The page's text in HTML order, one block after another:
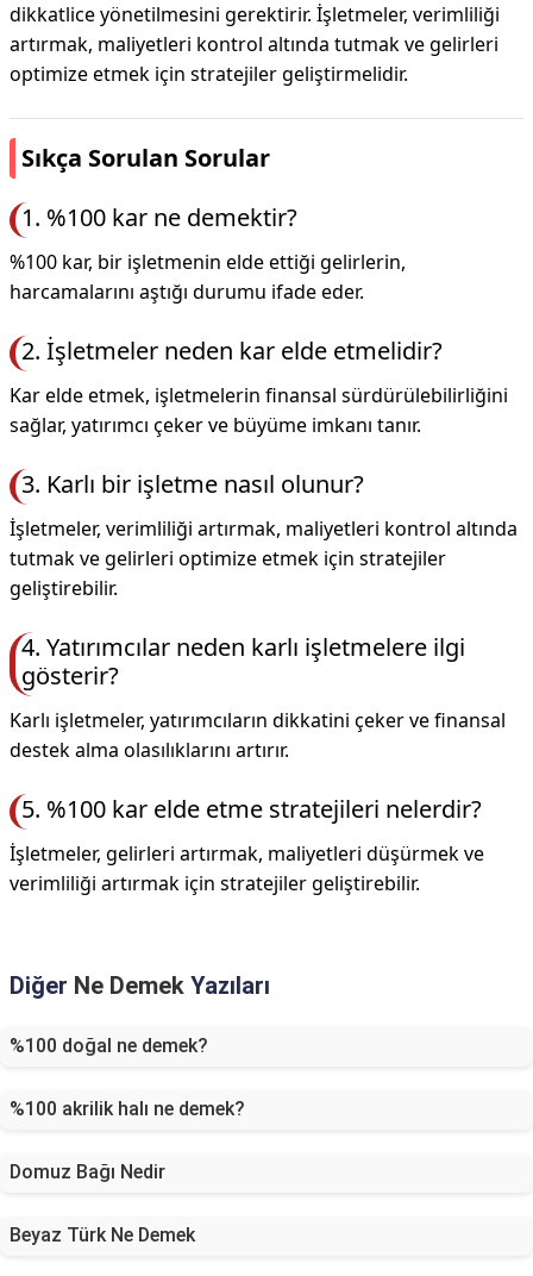
dikkatlice yönetilmesini gerektirir. İşletmeler, verimliliği
artırmak, maliyetleri kontrol altında tutmak ve gelirleri
optimize etmek için stratejiler geliştirmelidir.
Sıkça Sorulan Sorular
1. %100 kar ne demektir?
%100 kar, bir işletmenin elde ettiği gelirlerin,
harcamalarını aştığı durumu ifade eder.
2. İşletmeler neden kar elde etmelidir?
Kar elde etmek, işletmelerin finansal sürdürülebilirliğini
sağlar, yatırımcı çeker ve büyüme imkanı tanır.
3. Karlı bir işletme nasıl olunur?
İşletmeler, verimliliği artırmak, maliyetleri kontrol altında
tutmak ve gelirleri optimize etmek için stratejiler
geliştirebilir.
4. Yatırımcılar neden karlı işletmelere ilgi
gösterir?
Karlı işletmeler, yatırımcıların dikkatini çeker ve finansal
destek alma olasılıklarını artırır.
5. %100 kar elde etme stratejileri nelerdir?
İşletmeler, gelirleri artırmak, maliyetleri düşürmek ve
verimliliği artırmak için stratejiler geliştirebilir.
Diğer Ne Demek Yazıları
%100 doğal ne demek?
%100 akrilik halı ne demek?
Domuz Bağı Nedir
Beyaz Türk Ne Demek